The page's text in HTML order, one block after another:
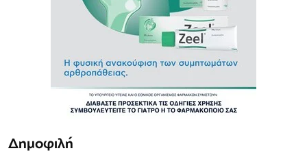
Δημοφιλή